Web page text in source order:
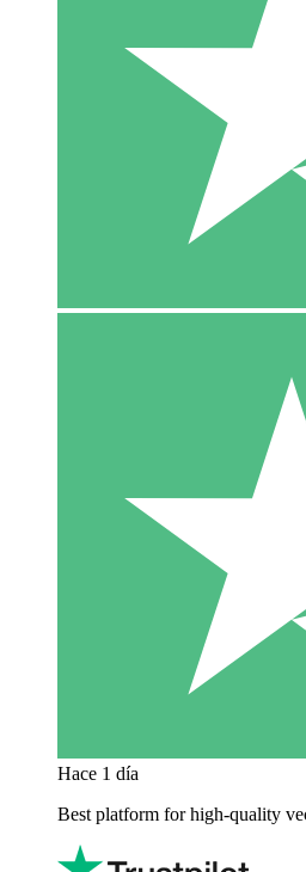
Hace 1 día
Best platform for high-quality